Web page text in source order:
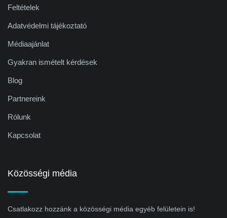
Feltételek
Adatvédelmi tájékoztató
Médiaajánlat
Gyakran ismételt kérdések
Blog
Partnereink
Rólunk
Kapcsolat
Közösségi média
Csatlakozz hozzánk a közösségi média egyéb felületein is!